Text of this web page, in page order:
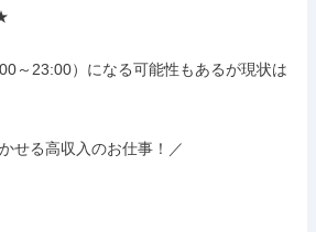
～23:00）になる可能性もあるが現状は
せる高収入のお仕事！／